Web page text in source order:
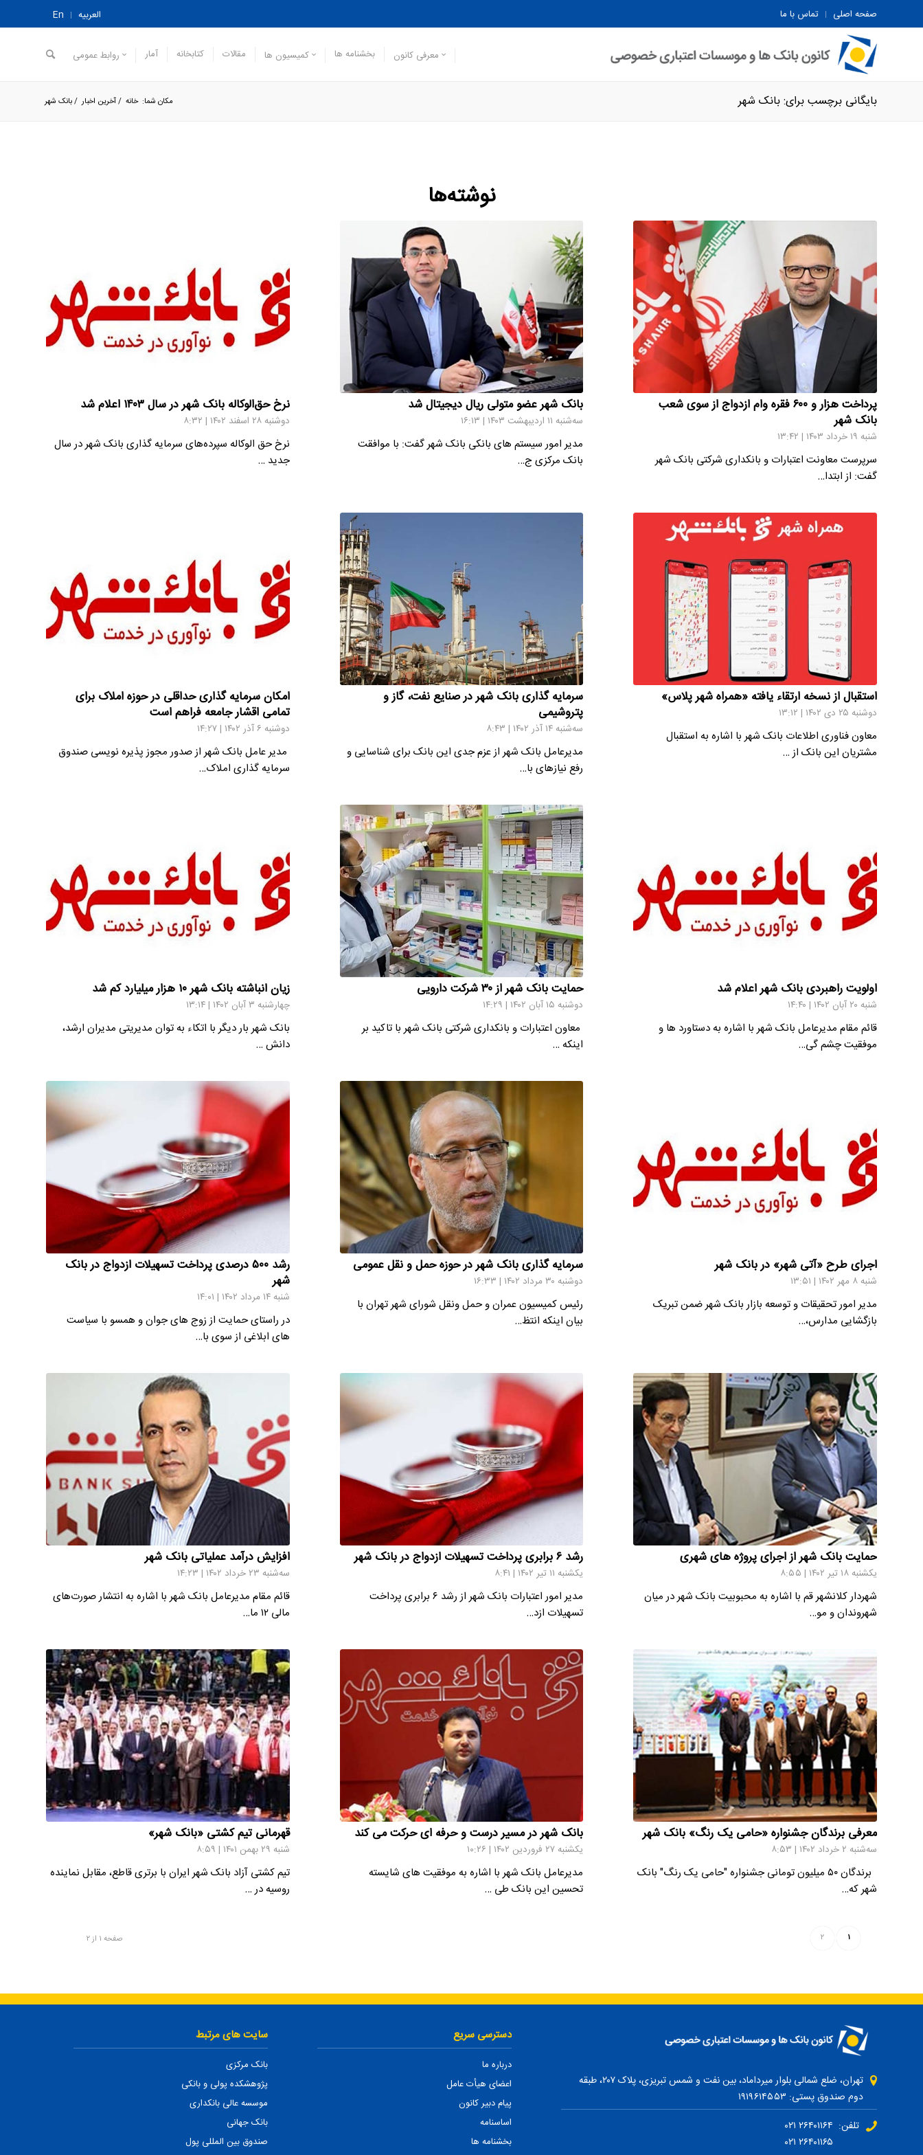
صفحه اصلی تماس با ما العربیه En
معرفی کانون بخشنامه ها کمیسیون ها مقالات کتابخانه آمار روابط عمومی
بایگانی برچسب برای: بانک شهر مکان شما: خانه /آخرین اخبار /بانک شهر
نوشته‌ها
پرداخت هزار و ۶۰۰ فقره وام ازدواج از سوی شعب
بانک شهر
شنبه ۱۹ خرداد ۱۴۰۳ | ۱۳:۴۲
سرپرست معاونت اعتبارات و بانکداری شرکتی بانک شهر
گفت: از ابتدا…
بانک شهر عضو متولی ریال دیجیتال شد
سه‌شنبه ۱۱ اردیبهشت ۱۴۰۳ | ۱۶:۱۳
مدیر امور سیستم های بانکی بانک شهر گفت: با موافقت
بانک مرکزی ج…
نرخ حق‌الوکاله بانک شهر در سال ۱۴۰۳ اعلام شد
دوشنبه ۲۸ اسفند ۱۴۰۲ | ۸:۳۲
نرخ حق الوکاله سپرده‌های سرمایه گذاری بانک شهر در سال
جدید …
استقبال از نسخه ارتقاء یافته «همراه‌ شهر پلاس»
دوشنبه ۲۵ دی ۱۴۰۲ | ۱۳:۱۲
معاون فناوری اطلاعات بانک شهر با اشاره به استقبال
مشتریان این بانک از …
سرمایه گذاری بانک شهر در صنایع نفت، گاز و
پتروشیمی
سه‌شنبه ۱۴ آذر ۱۴۰۲ | ۸:۴۳
مدیرعامل بانک شهر از عزم جدی این بانک برای شناسایی و
رفع نیازهای با…
امکان سرمایه گذاری حداقلی در حوزه املاک برای
تمامی اقشار جامعه فراهم است
دوشنبه ۶ آذر ۱۴۰۲ | ۱۴:۲۷
مدیر عامل بانک شهر از صدور مجوز پذیره نویسی صندوق
سرمایه گذاری املاک…
اولویت راهبردی بانک شهر اعلام شد
شنبه ۲۰ آبان ۱۴۰۲ | ۱۴:۴۰
قائم مقام مدیرعامل بانک شهر با اشاره به دستاورد ها و
موفقیت چشم گی…
حمایت بانک شهر از ۳۰ شرکت دارویی
دوشنبه ۱۵ آبان ۱۴۰۲ | ۱۴:۲۹
معاون اعتبارات و بانکداری شرکتی بانک شهر با تاکید بر
اینکه …
زیان انباشته بانک شهر ۱۰ هزار میلیارد کم شد
چهارشنبه ۳ آبان ۱۴۰۲ | ۱۳:۱۴
بانک شهر بار دیگر با اتکاء به توان مدیریتی مدیران ارشد،
دانش …
اجرای طرح «آتی شهر» در بانک شهر
شنبه ۸ مهر ۱۴۰۲ | ۱۳:۵۱
مدیر امور تحقیقات و توسعه بازار بانک شهر ضمن تبریک
بازگشایی مدارس،…
سرمایه گذاری بانک شهر در حوزه حمل و نقل عمومی
دوشنبه ۳۰ مرداد ۱۴۰۲ | ۱۶:۳۳
رئیس کمیسیون عمران و حمل ونقل شورای شهر تهران با
بیان اینکه انتظ…
رشد ۵۰۰ درصدی پرداخت تسهیلات ازدواج در بانک
شهر
شنبه ۱۴ مرداد ۱۴۰۲ | ۱۴:۰۱
در راستای حمایت از زوج های جوان و همسو با سیاست
های ابلاغی از سوی با…
حمایت بانک شهر از اجرای پروژه های شهری
یکشنبه ۱۸ تیر ۱۴۰۲ | ۸:۵۵
شهردار کلانشهر قم با اشاره به محبوبیت بانک شهر در میان
شهروندان و مو…
رشد ۶ برابری پرداخت تسهیلات ازدواج در بانک شهر
یکشنبه ۱۱ تیر ۱۴۰۲ | ۸:۴۱
مدیر امور اعتبارات بانک شهر از رشد ۶ برابری پرداخت
تسهیلات ازد…
افزایش درآمد عملیاتی بانک شهر
سه‌شنبه ۲۳ خرداد ۱۴۰۲ | ۱۴:۲۳
قائم مقام مدیرعامل بانک شهر با اشاره به انتشار صورت‌های
مالی ۱۲ ما…
معرفی برندگان جشنواره «حامی یک رنگ» بانک شهر
سه‌شنبه ۲ خرداد ۱۴۰۲ | ۸:۵۳
برندگان ۵۰ میلیون تومانی جشنواره "حامی یک رنگ" بانک
شهر که…
بانک شهر در مسیر درست و حرفه ای حرکت می کند
یکشنبه ۲۷ فروردین ۱۴۰۲ | ۱۰:۲۶
مدیرعامل بانک شهر با اشاره به موفقیت های شایسته
تحسین این بانک طی …
قهرمانی تیم کشتی «بانک شهر»
شنبه ۲۹ بهمن ۱۴۰۱ | ۸:۵۹
تیم کشتی آزاد بانک شهر ایران با برتری قاطع، مقابل نماینده
روسیه در …
صفحه ۱ از ۲ ۱ ۲
تهران، ضلع شمالی بلوار میرداماد، بین نفت و شمس تبریزی، پلاک ۲۰۷، طبقه
دوم صندوق پستی: ۱۹۱۹۶۱۴۵۵۳
تلفن: ۲۶۴۰۱۱۶۴ ۰۲۱
دسترسی سریع
درباره ما
اعضای هیأت عامل
پیام دبیر کانون
اساسنامه
بخشنامه ها
سایت های مرتبط
بانک مرکزی
پژوهشکده پولی و بانکی
موسسه عالی بانکداری
بانک جهانی
صندوق بین المللی پول